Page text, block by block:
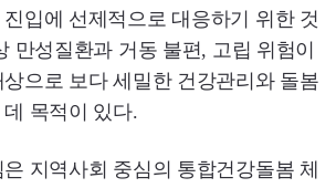
입에 선제적으로 대응하기 위한 것
만성질환과 거동 불편, 고립 위험이
으로 보다 세밀한 건강관리와 돌봄
목적이 있다.
지역사회 중심의 통합건강돌봄 체